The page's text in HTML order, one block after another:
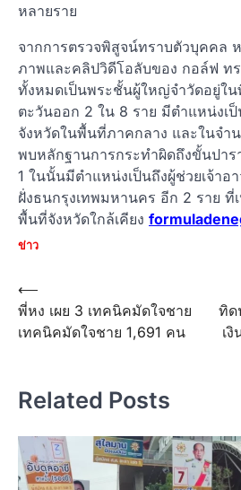
หลายราย
จากการตรวจพิสูจน์ทราบตัวบุคคล
ภาพและคลิปวิดีโอลับของ กอล์ฟ ท
ทั้งหมดเป็นพระชั้นผู้ใหญ่จำวัดอยู่ใ
ตะวันออก 2 ใน 8 ราย มีตำแหน่งเ
จังหวัดในพื้นที่ภาคกลาง และในจำ
พบหลักฐานการกระทำผิดถึงขั้นปาร
1 ในนั้นมีตำแหน่งเป็นถึงผู้ช่วยเจ้า
ฝั่งธนกรุงเทพมหานคร อีก 2 ราย ที่
พื้นที่จังหวัดใกล้เคียง
ข่าว
Post
navigation
⟵
พี่หง เผย 3 เทคนิคมัดใจชาย
เทคนิคมัดใจชาย 1,691 คน
ทิด
เ
Related Posts